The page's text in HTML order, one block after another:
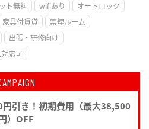
ト無料 wifiあり
オートロック
家具付賃貸
禁煙ルーム
出張・研修向け
応可
引き！初期費用（最大38,500
）OFF